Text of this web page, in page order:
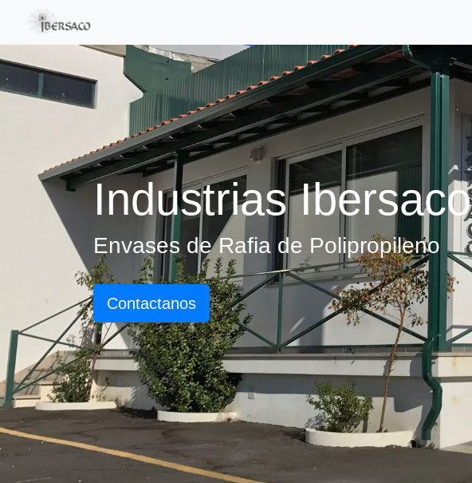
Industrias Ibersaco
Envases de Rafia de Polipropileno
Contactanos